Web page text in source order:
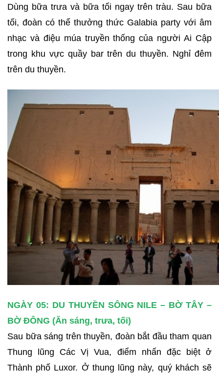
Dùng bữa trưa và bữa tối ngay trên tràu. Sau bữa
tối, đoàn có thể thưởng thức Galabia party với âm
nhạc và điệu múa truyền thống của người Ai Cập
trong khu vực quầy bar trên du thuyền. Nghỉ đêm
trên du thuyền.
NGÀY 05: DU THUYỀN SÔNG NILE – BỜ TÂY –
BỜ ĐÔNG (Ăn sáng, trưa, tối)
Sau bữa sáng trên thuyền, đoàn bắt đầu tham quan
Thung lũng Các Vị Vua, điểm nhấn đặc biệt ở
Thành phố Luxor. Ở thung lũng này, quý khách sẽ